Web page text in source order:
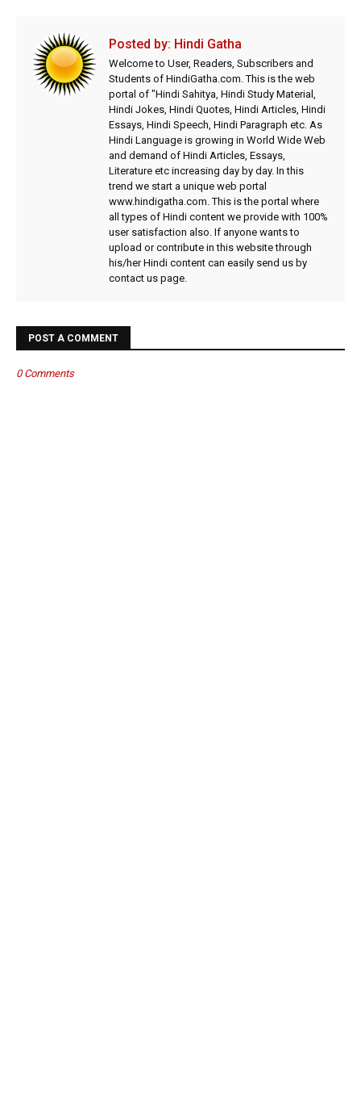
Posted by: Hindi Gatha
Welcome to User, Readers, Subscribers and
Students of HindiGatha.com. This is the web
portal of "Hindi Sahitya, Hindi Study Material,
Hindi Jokes, Hindi Quotes, Hindi Articles, Hindi
Essays, Hindi Speech, Hindi Paragraph etc. As
Hindi Language is growing in World Wide Web
and demand of Hindi Articles, Essays,
Literature etc increasing day by day. In this
trend we start a unique web portal
www.hindigatha.com. This is the portal where
all types of Hindi content we provide with 100%
user satisfaction also. If anyone wants to
upload or contribute in this website through
his/her Hindi content can easily send us by
contact us page.
POST A COMMENT
0 Comments